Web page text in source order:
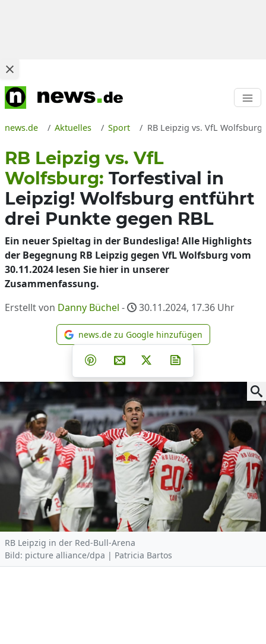
news.de Aktuelles Sport RB Leipzig vs. VfL
RB Leipzig vs. VfL
Wolfsburg: Torfestival in
Leipzig! Wolfsburg entführt
drei Punkte gegen RBL
Ein neuer Spieltag in der Bundesliga! Alle Highlights
der Begegnung RB Leipzig gegen VfL Wolfsburg vom
30.11.2024 lesen Sie hier in unserer
Zusammenfassung.
Erstellt von Danny Büchel - 30.11.2024, 17.36 Uhr
news.de zu Google
news.de zu Google hinzufügen
Teilen auf Facebook
Teilen auf Whatsapp
Teilen auf Telegram
Teilen auf Pinterest
Per E-Mail teilen
Post auf X
RB Leipzig in der Red-Bull-Arena
Bild: picture alliance/dpa | Patricia Bartos